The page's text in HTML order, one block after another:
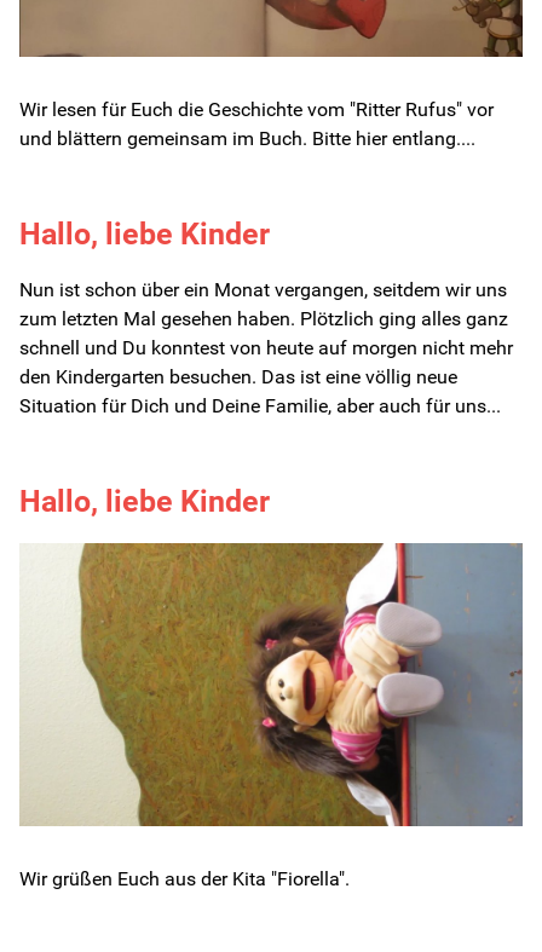
Wir lesen für Euch die Geschichte vom "Ritter Rufus" vor
und blättern gemeinsam im Buch. Bitte hier entlang....
Hallo, liebe Kinder
Nun ist schon über ein Monat vergangen, seitdem wir uns
zum letzten Mal gesehen haben. Plötzlich ging alles ganz
schnell und Du konntest von heute auf morgen nicht mehr
den Kindergarten besuchen. Das ist eine völlig neue
Situation für Dich und Deine Familie, aber auch für uns...
Hallo, liebe Kinder
Wir grüßen Euch aus der Kita "Fiorella".